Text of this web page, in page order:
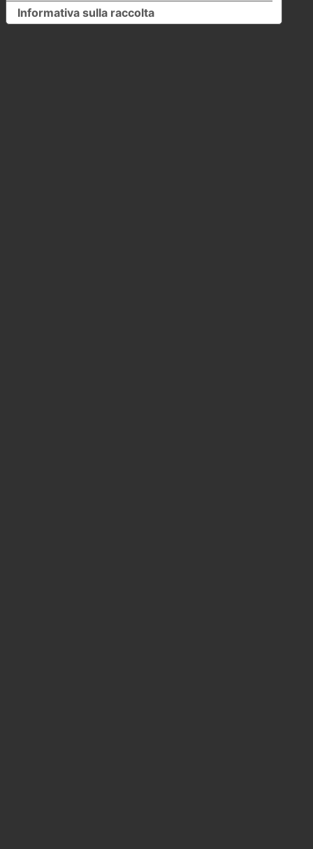
Informativa sulla raccolta